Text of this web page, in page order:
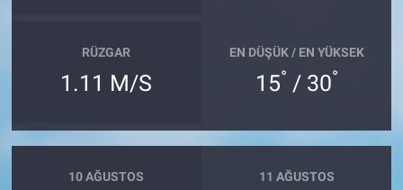
RÜZGAR
1.11 M/S
EN DÜŞÜK / EN YÜKSEK
15° / 30°
10 AĞUSTOS 11 AĞUSTOS